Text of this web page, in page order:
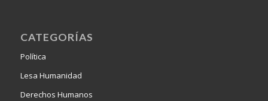
CATEGORÍAS
Política
Lesa Humanidad
Derechos Humanos